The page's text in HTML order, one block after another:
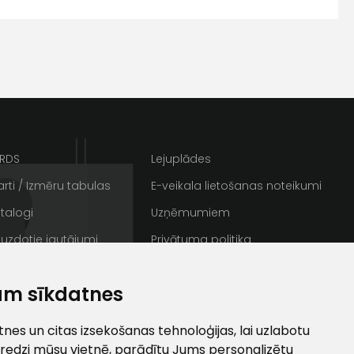
sīkdatnes
un citas izsekošanas tehnoloģijas, lai uzlabotu
mūsu vietnē, parādītu Jums personalizētu
/ Izmēru tabulas
uzdotie jautājumi
Galerija
Lejuplādes
E-veikala lietošanas noteikumi
Uzņēmumiem
Privātuma politika
privātuma politikai